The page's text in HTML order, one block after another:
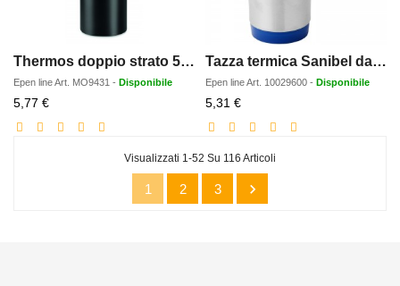
Thermos doppio strato 500ml
Epen lineArt. MO9431 - Disponibile
5,77 €Prezzo
scontato
Tazza termica Sanibel da 400 ml
Epen lineArt. 10029600 - Disponibile
5,31 €Prezzo
scontato
Visualizzati 1-52 Su 116 Articoli
1 2 3 